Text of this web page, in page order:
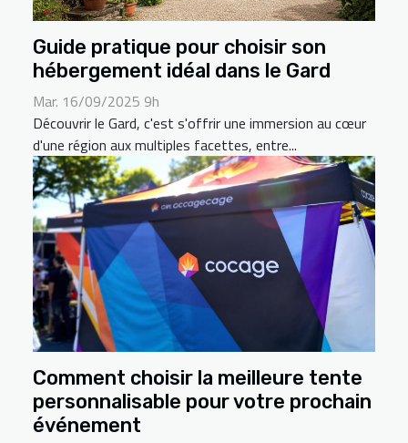
Guide pratique pour choisir son
hébergement idéal dans le Gard
Mar. 16/09/2025 9h
Découvrir le Gard, c'est s'offrir une immersion au cœur
d'une région aux multiples facettes, entre...
Comment choisir la meilleure tente
personnalisable pour votre prochain
événement